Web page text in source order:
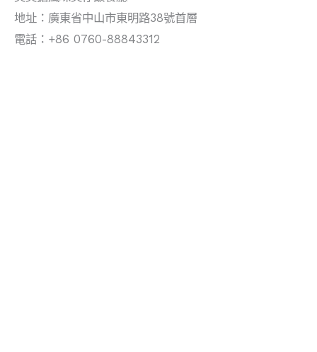
地址：廣東省中山市東明路38號首層
電話：+86 0760-88843312